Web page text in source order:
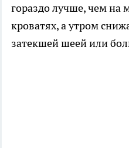
гораздо лучше, чем на
кроватях, а утром
затекшей шеей или